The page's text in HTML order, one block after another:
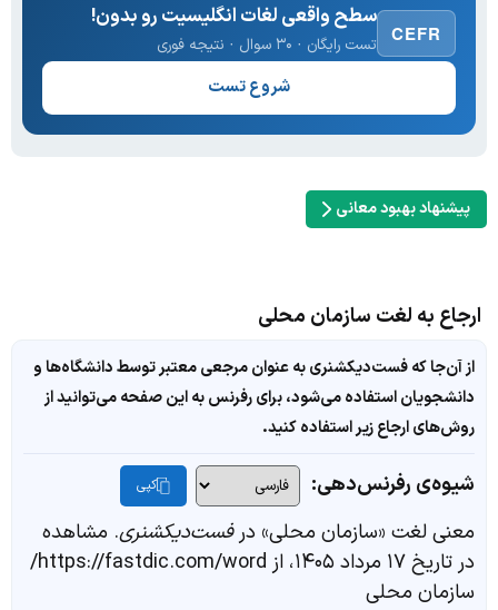
CEFR
سطح واقعی لغات انگلیسیت رو بدون!
تست رایگان · ۳۰ سوال · نتیجه فوری
شروع تست
پیشنهاد بهبود معانی
ارجاع به لغت سازمان محلی
از آن‌جا که فست‌دیکشنری به عنوان مرجعی معتبر توسط دانشگاه‌ها و
دانشجویان استفاده می‌شود، برای رفرنس به این صفحه می‌توانید از
روش‌های ارجاع زیر استفاده کنید.
شیوه‌ی رفرنس‌دهی: کپی
معنی لغت «سازمان محلی» درفست‌دیکشنری. مشاهده
در تاریخ ۱۷ مرداد ۱۴۰۵، از https://fastdic.com/word/
سازمان محلی